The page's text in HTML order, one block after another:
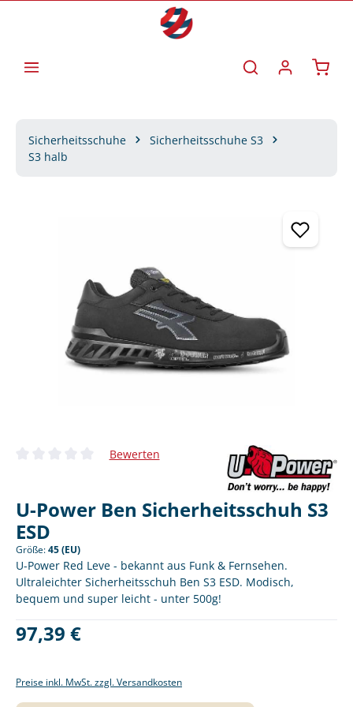
Sicherheitsschuhe
Sicherheitsschuhe S3
S3 halb
Durchschnittliche Bewertung von 0 von 5 Sternen
Bewerten
U-Power Ben Sicherheitsschuh S3
ESD
Größe:45 (EU)
U-Power Red Leve - bekannt aus Funk & Fernsehen.
Ultraleichter Sicherheitsschuh Ben S3 ESD. Modisch,
bequem und super leicht - unter 500g!
Regulärer Preis:
97,39 €
Preise inkl. MwSt. zzgl. Versandkosten